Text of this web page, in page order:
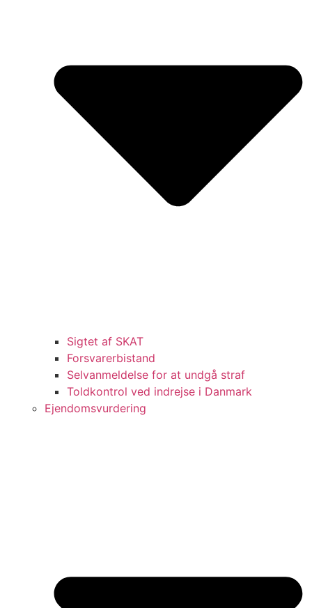
Sigtet af SKAT
Forsvarerbistand
Selvanmeldelse for at undgå straf
Toldkontrol ved indrejse i Danmark
Ejendomsvurdering